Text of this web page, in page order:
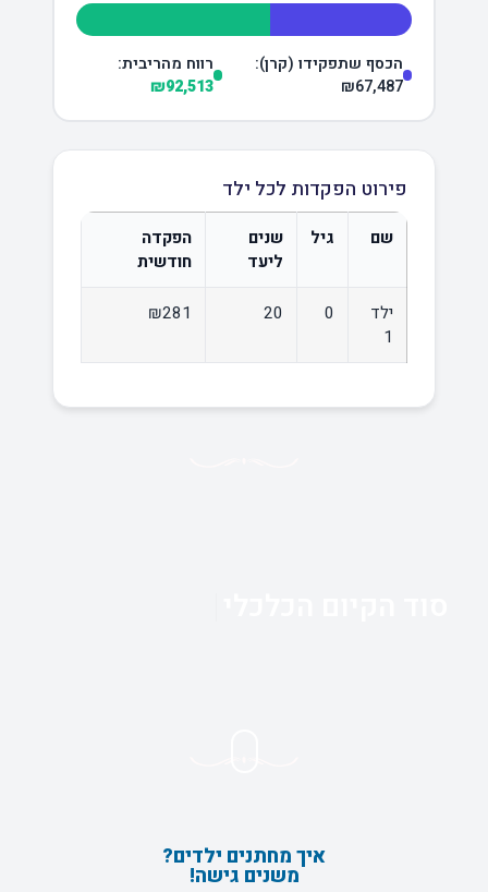
הכסף שתפקידו (קרן):
₪67,487
רווח מהריבית:
₪92,513
פירוט הפקדות לכל ילד
שם גיל
שנים
ליעד
הפקדה
חודשית
ילד
1
0
20
₪281
איך מחתנים ילדים?
משנים גישה!